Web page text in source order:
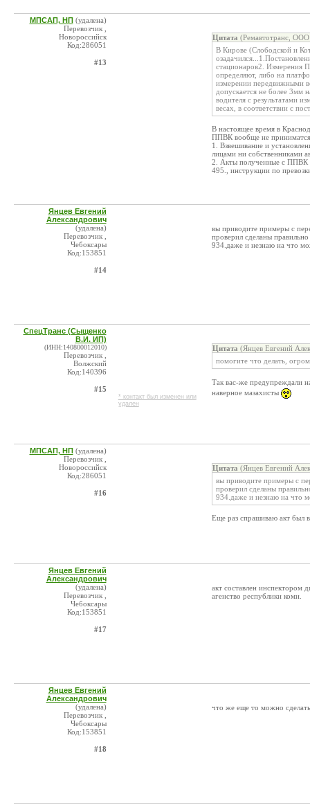
МПСАП, НП (удалена)
Перевозчик ,
Новороссийск
Код:286051
#13
Цитата (Ремавтотранс,
В Кирове (Слободской и
стационаров2. Измерения
определяют, либо на
измерении передвижными
допускается не более 3мм
водителя с результатами
весах, в соответствии с
В настоящее время в
ППВК вообще не
1. Взвешивание и
лицами ни собственниками
2. Акты полученные с ППВК
495., инструкции по
Янцев Евгений
Александрович
(удалена)
Перевозчик ,
Чебоксары
Код:153851
#14
вы приводите примеры с
проверил сделаны
934.даже и незнаю на что
СпецТранс (Сыщенко
В.И. ИП)
(ИНН:140800012010)
Перевозчик ,
Волжский
Код:140396
#15
* контакт был изменен или
удален
Цитата (Янцев Евгений
помогите что делать,
Так вас-же предупреждали
наверное мазахисты
МПСАП, НП (удалена)
Перевозчик ,
Новороссийск
Код:286051
#16
Цитата (Янцев Евгений
вы приводите примеры с
проверил сделаны
934.даже и незнаю на что
Еще раз спрашиваю акт был
Янцев Евгений
Александрович
(удалена)
Перевозчик ,
Чебоксары
Код:153851
#17
акт составлен инспектором
агенство республики коми.
Янцев Евгений
Александрович
(удалена)
Перевозчик ,
Чебоксары
Код:153851
#18
что же еще то можно